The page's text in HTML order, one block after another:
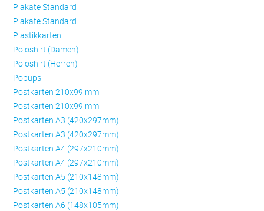
Plakate Standard
Plakate Standard
Plastikkarten
Poloshirt (Damen)
Poloshirt (Herren)
Popups
Postkarten 210x99 mm
Postkarten 210x99 mm
Postkarten A3 (420x297mm)
Postkarten A3 (420x297mm)
Postkarten A4 (297x210mm)
Postkarten A4 (297x210mm)
Postkarten A5 (210x148mm)
Postkarten A5 (210x148mm)
Postkarten A6 (148x105mm)